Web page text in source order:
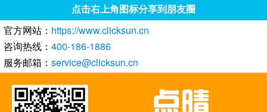
点击右上角图标分享到朋友圈
官方网站： https://www.clicksun.cn
咨询热线： 400-186-1886
服务邮箱： service@clicksun.cn